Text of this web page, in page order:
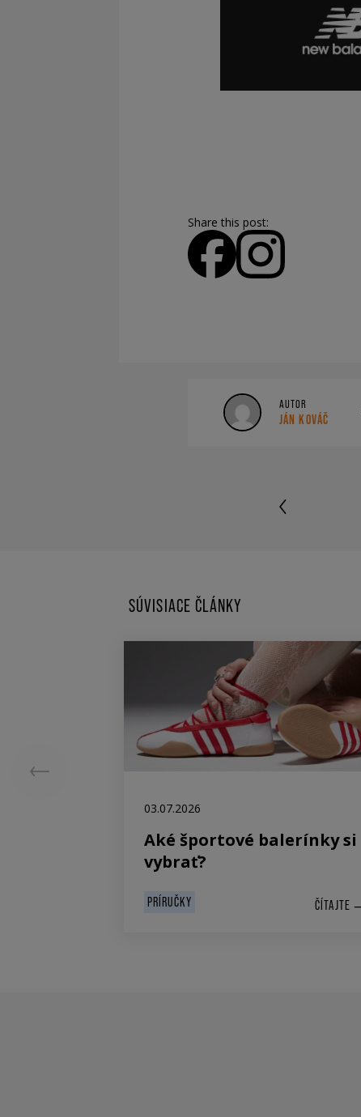
Share this post:
AUTOR
JÁN KOVÁČ
SÚVISIACE ČLÁNKY
03.07.2026
Aké športové balerínky si
vybrať?
PRÍRUČKY ČÍTAJTE